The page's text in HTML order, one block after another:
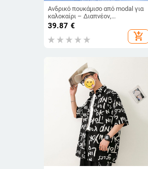
Ανδρικό πουκάμισο από modal για
καλοκαίρι – Διαπνέον,
Αντιρυτιδικό, Χωρίς σιδέρωμα,
Λευκό, Επιχειρηματικό-Κάθε μέρα
39.87 €
add_shopping_cart